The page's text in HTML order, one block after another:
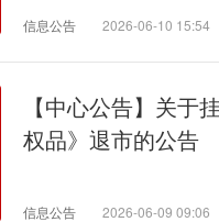
信息公告 2026-06-10 15:54
【中心公告】关于
权品》退市的公告
信息公告 2026-06-09 09:06